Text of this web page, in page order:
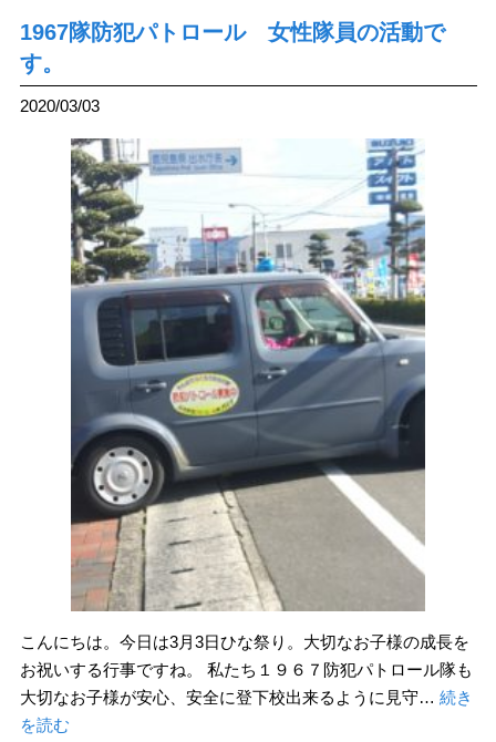
1967隊防犯パトロール 女性隊員の活動で
す。
2020/03/03
こんにちは。今日は3月3日ひな祭り。大切なお子様の成長を
お祝いする行事ですね。 私たち１９６７防犯パトロール隊も
大切なお子様が安心、安全に登下校出来るように見守… 続き
を読む